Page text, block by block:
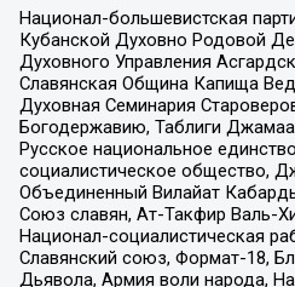
Национал-большевистская
Кубанской Духовно Родовой
Духовного Управления
Славянская Община Капища
Духовная Семинария
Богодержавию, Таблиги
Русское национальное
социалистическое общество,
Объединенный Вилайат
Союз славян, Ат-Такфир Валь-
Национал-социалистическая
Славянский союз, Формат-18,
Дьявола, Армия воли народа,